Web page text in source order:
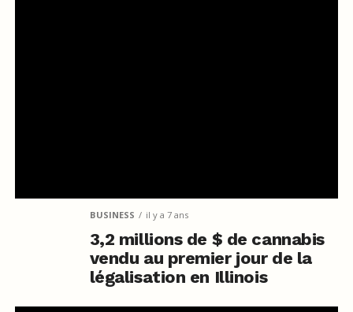
BUSINESS il y a 7 ans
3,2 millions de $ de cannabis
vendu au premier jour de la
légalisation en Illinois